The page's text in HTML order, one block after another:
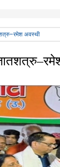
अवस्थी